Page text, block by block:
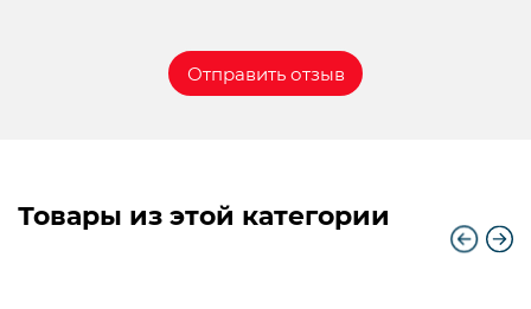
Товары из этой категории